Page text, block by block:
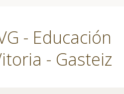
- Educación
- Gasteiz